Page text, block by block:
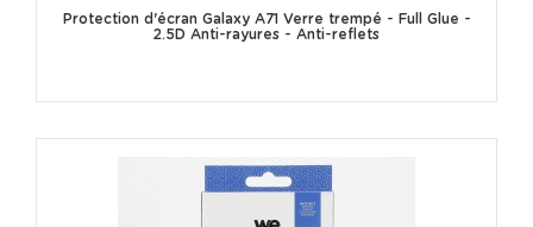
Protection d'écran Galaxy A71 Verre trempé - Full Glue -
2.5D Anti-rayures - Anti-reflets